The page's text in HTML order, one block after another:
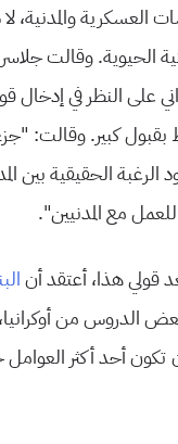
العسكرية والمدنية،
الحيوية. وقالت
على النظر في إدخال
بقبول كبير.وقالت:
الحقيقية بين
مع المدنيين”.
قولي هذا، أعتقد أن
الدروس من
تكون أحد أكثر